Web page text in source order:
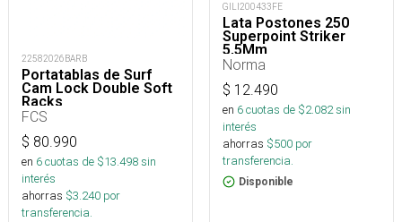
22582026BARB
Portatablas de Surf
Cam Lock Double Soft
Racks
FCS
$ 80.990
en 6cuotas de $13.498sin
interés
ahorras $3.240 por
transferencia.
GILI200433FE
Lata Postones 250
Superpoint Striker
5,5Mm
Norma
$ 12.490
en 6cuotas de $2.082sin
interés
ahorras $500 por
transferencia.
Disponible